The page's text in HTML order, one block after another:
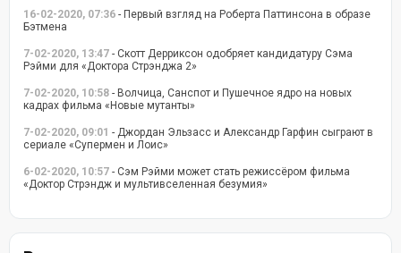
16-02-2020, 07:36 - Первый взгляд на Роберта Паттинсона в образе
Бэтмена
7-02-2020, 13:47 - Скотт Дерриксон одобряет кандидатуру Сэма
Рэйми для «Доктора Стрэнджа 2»
7-02-2020, 10:58 - Волчица, Санспот и Пушечное ядро на новых
кадрах фильма «Новые мутанты»
7-02-2020, 09:01 - Джордан Эльзасс и Александр Гарфин сыграют в
сериале «Супермен и Лоис»
6-02-2020, 10:57 - Сэм Рэйми может стать режиссёром фильма
«Доктор Стрэндж и мультивселенная безумия»